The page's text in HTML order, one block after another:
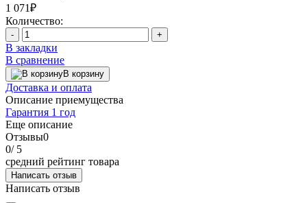
1 071₽
Количество:
- +
В закладки
В сравнение
В корзину
Доставка и оплата
Описание приемущества
Гарантия 1 год
Еще описание
Отзывы0
0/ 5
средний рейтинг товара
Написать отзыв
Написать отзыв